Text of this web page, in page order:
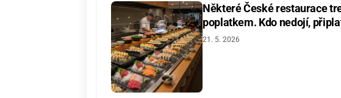
Některé České restaurace
poplatkem. Kdo nedojí,
21. 5. 2026